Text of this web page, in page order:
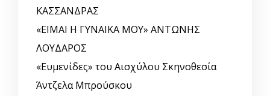
ΚΑΣΣΑΝΔΡΑΣ
«ΕΙΜΑΙ Η ΓΥΝΑΙΚΑ ΜΟΥ» ΑΝΤΩΝΗΣ
ΛΟΥΔΑΡΟΣ
«Ευμενίδες» του Αισχύλου Σκηνοθεσία
Άντζελα Μπρούσκου